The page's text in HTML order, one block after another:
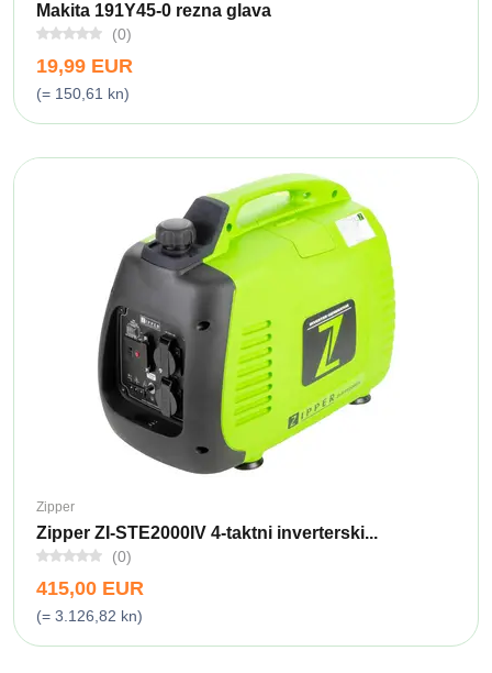
Makita 191Y45-0 rezna glava
(0)
19,99 EUR
(= 150,61 kn)
Zipper
Zipper ZI-STE2000IV 4-taktni inverterski...
(0)
415,00 EUR
(= 3.126,82 kn)